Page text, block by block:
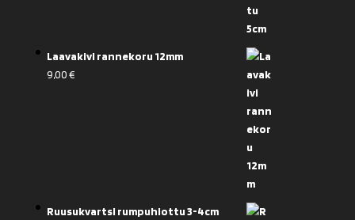
Laavakivi rannekoru 12mm
9,00€
Ruusukvartsi rumpuhiottu 3-4cm